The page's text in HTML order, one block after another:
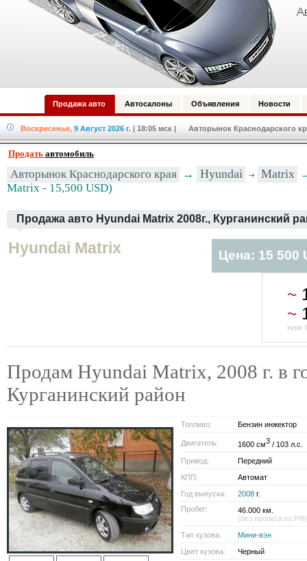
Продажа авто Автосалоны Объявления Новости
Воскресенье, 9 Август 2026 г. | 18:05 мск | Авторынок Краснодарского
Продать автомобиль
Авторынок Краснодарского края → Hyundai Matrix
Matrix - 15,500 USD)
Продажа авто Hyundai Matrix 2008г., Курганинский
Hyundai Matrix Цена: 15 500
~
~
курс
Продам Hyundai Matrix, 2008 г. в
Курганинский район
Топливо: Бензин инжектор
Двигатель: 1600 см3 / 103 л.с.
Привод:
Передний
КПП:
Автомат
Год выпуска:
2008 г.
Пробег:
46.000 км.
(без пробега по РФ)
Тип кузова:
Мини-вэн
Цвет кузова:
Черный